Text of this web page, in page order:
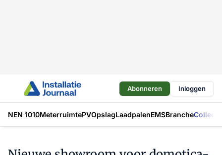
Abonneren Inloggen
NEN 1010MeterruimtePVOpslagLaadpalenEMSBranche